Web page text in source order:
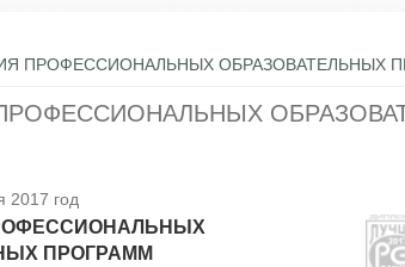
ПРОФЕССИОНАЛЬНЫХ ОБРАЗОВАТЕЛЬНЫХ
2017 год
ПРОГРАММ